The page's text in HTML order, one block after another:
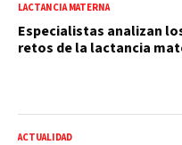
LACTANCIA MATERNA
Especialistas analizan
retos de la lactancia
ACTUALIDAD